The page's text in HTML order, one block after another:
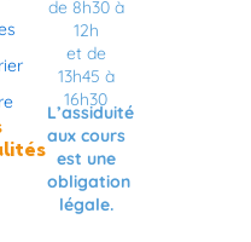
de 8h30 à
12h
et de
13h45 à
16h30
L’assiduité
aux cours
est une
obligation
légale.